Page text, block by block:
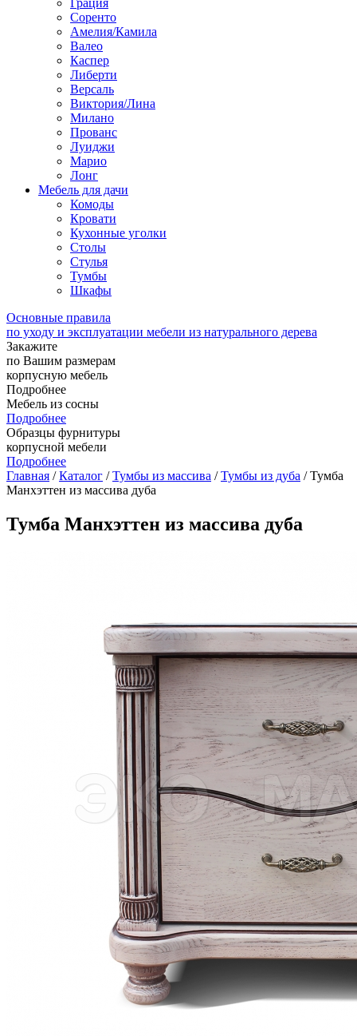
Грация
Соренто
Амелия/Камила
Валео
Каспер
Либерти
Версаль
Виктория/Лина
Милано
Прованс
Луиджи
Марио
Лонг
Мебель для дачи
Комоды
Кровати
Кухонные уголки
Столы
Стулья
Тумбы
Шкафы
Основные правила
по уходу и эксплуатации мебели из натурального дерева
Закажите
по Вашим размерам
корпусную мебель
Подробнее
Мебель из сосны
Подробнее
Образцы фурнитуры
корпусной мебели
Подробнее
Главная /Каталог /Тумбы из массива /Тумбы из дуба / Тумба
Манхэттен из массива дуба
Тумба Манхэттен из массива дуба